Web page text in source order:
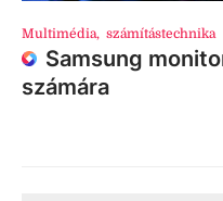
Multimédia, számítástechnika
Samsung
számára